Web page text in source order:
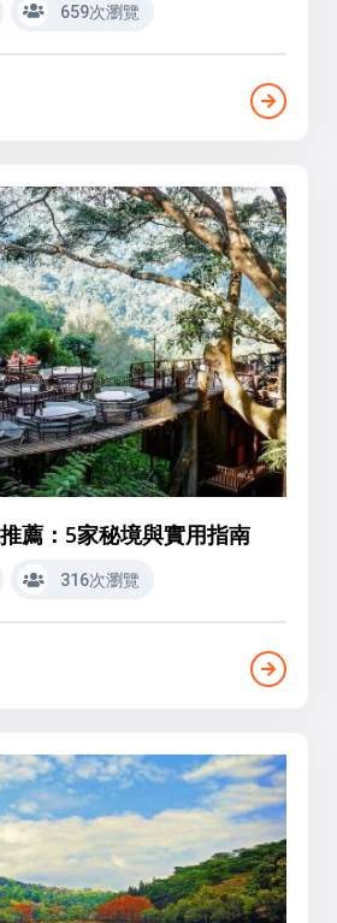
659次瀏覽
薦：5家秘境與實用指南
316次瀏覽